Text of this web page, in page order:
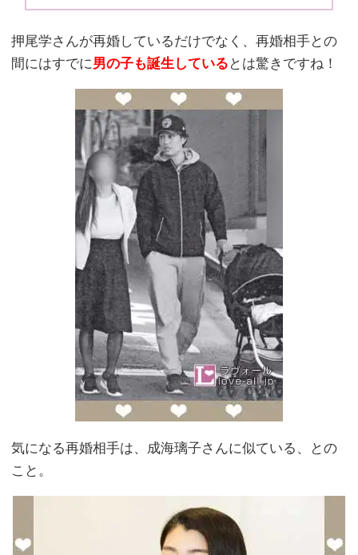
押尾学さんが再婚しているだけでなく、再婚相手との
間にはすでに男の子も誕生している とは驚きですね！
気になる再婚相手は、成海璃子さんに似ている、との
こと。